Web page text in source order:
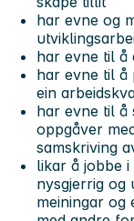
har evne og
har evne til å
har evne til å
ein
har evne til å
oppgåver
samskriving
likar å jobbe
nysgjerrig og
meiningar og